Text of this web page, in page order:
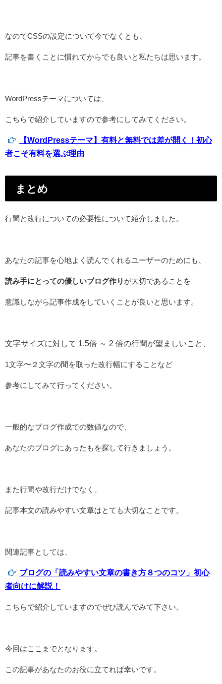
なのでCSSの設定について今でなくとも、
記事を書くことに慣れてからでも良いと私たちは思います。
WordPressテーマについては、
こちらで紹介していますので参考にしてみてください。
【WordPressテーマ】有料と無料では差が開く！初心
者こそ有料を選ぶ理由
まとめ
行間と改行についての必要性について紹介しました。
あなたの記事を心地よく読んでくれるユーザーのためにも、
読み手にとっての優しいブログ作り が大切であることを
意識しながら記事作成をしていくことが良いと思います。
文字サイズに対して 1.5倍 ～ 2 倍の行間が望ましいこと、
1文字〜２文字の間を取った改行幅にすることなど
参考にしてみて行ってください。
一般的なブログ作成での数値なので、
あなたのブログにあったもを探して行きましょう。
また行間や改行だけでなく、
記事本文の読みやすい文章はとても大切なことです。
関連記事としては、
ブログの「読みやすい文章の書き方８つのコツ」初心
者向けに解説！
こちらで紹介していますのでぜひ読んでみて下さい。
今回はここまでとなります。
この記事があなたのお役に立てれば幸いです。